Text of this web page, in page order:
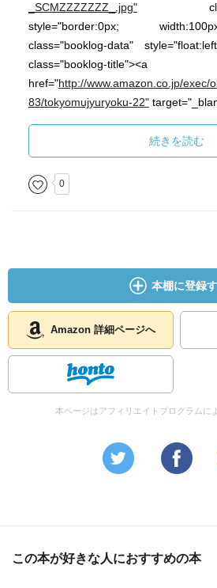
_SCMZZZZZZZ_.jpg"
style="border:0px;
class="booklog-data"
class="booklog-title"><a
href="http://www.amazon.co.jp/exec/
83/tokyomujyuryoku-22"
</a></div><div class="booklog-
毅一, 川崎 桃太 / 中央公論新社
class="booklog-info" style="margin-
キング：25,372位<br>Amazon
class="booklog-link"
href="http://www.amazon.co.jp/exec/
83/tokyomujyuryoku-22"
見る</
http://booklog.jp/asin/
target="_blank">Booklogでレビ
href="http://booklog.jp"
続きを読む
0
本棚に登録
Amazon 詳細ページへ
本ページはアフィリエイトプログラムに
この本が好きな人におすすめの本